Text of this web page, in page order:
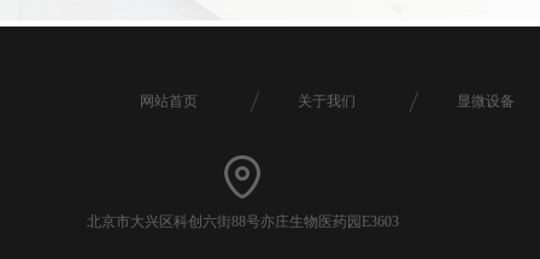
北京市大兴区科创六街88号亦庄生物医药园E3603
网站首页 关于我们 显微设备